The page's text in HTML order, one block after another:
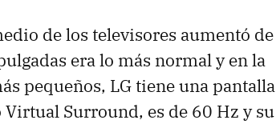
de los televisores aumentó de
era lo más normal y en la
pequeños, LG tiene una pantalla
Surround, es de 60 Hz y su